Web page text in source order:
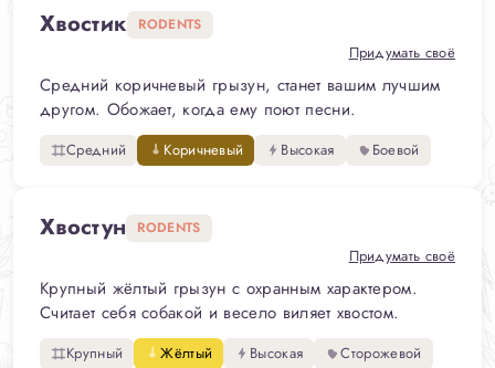
Хвостик RODENTS
Придумать своё
Средний коричневый грызун, станет вашим лучшим
другом. Обожает, когда ему поют песни.
Средний Коричневый Высокая Боевой
Хвостун RODENTS
Придумать своё
Крупный жёлтый грызун с охранным характером.
Считает себя собакой и весело виляет хвостом.
Крупный Жёлтый Высокая Сторожевой